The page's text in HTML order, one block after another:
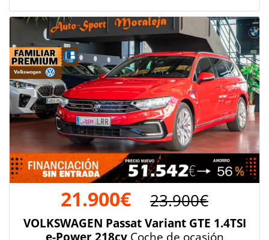
21.900€ 23.900€
VOLKSWAGEN Passat Variant GTE 1.4TSI
e-Power 218cvCoche de ocasión